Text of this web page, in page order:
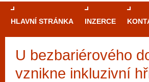
HLAVNÍ STRÁNKA INZERCE
U bezbariérového
vznikne inkluzivní